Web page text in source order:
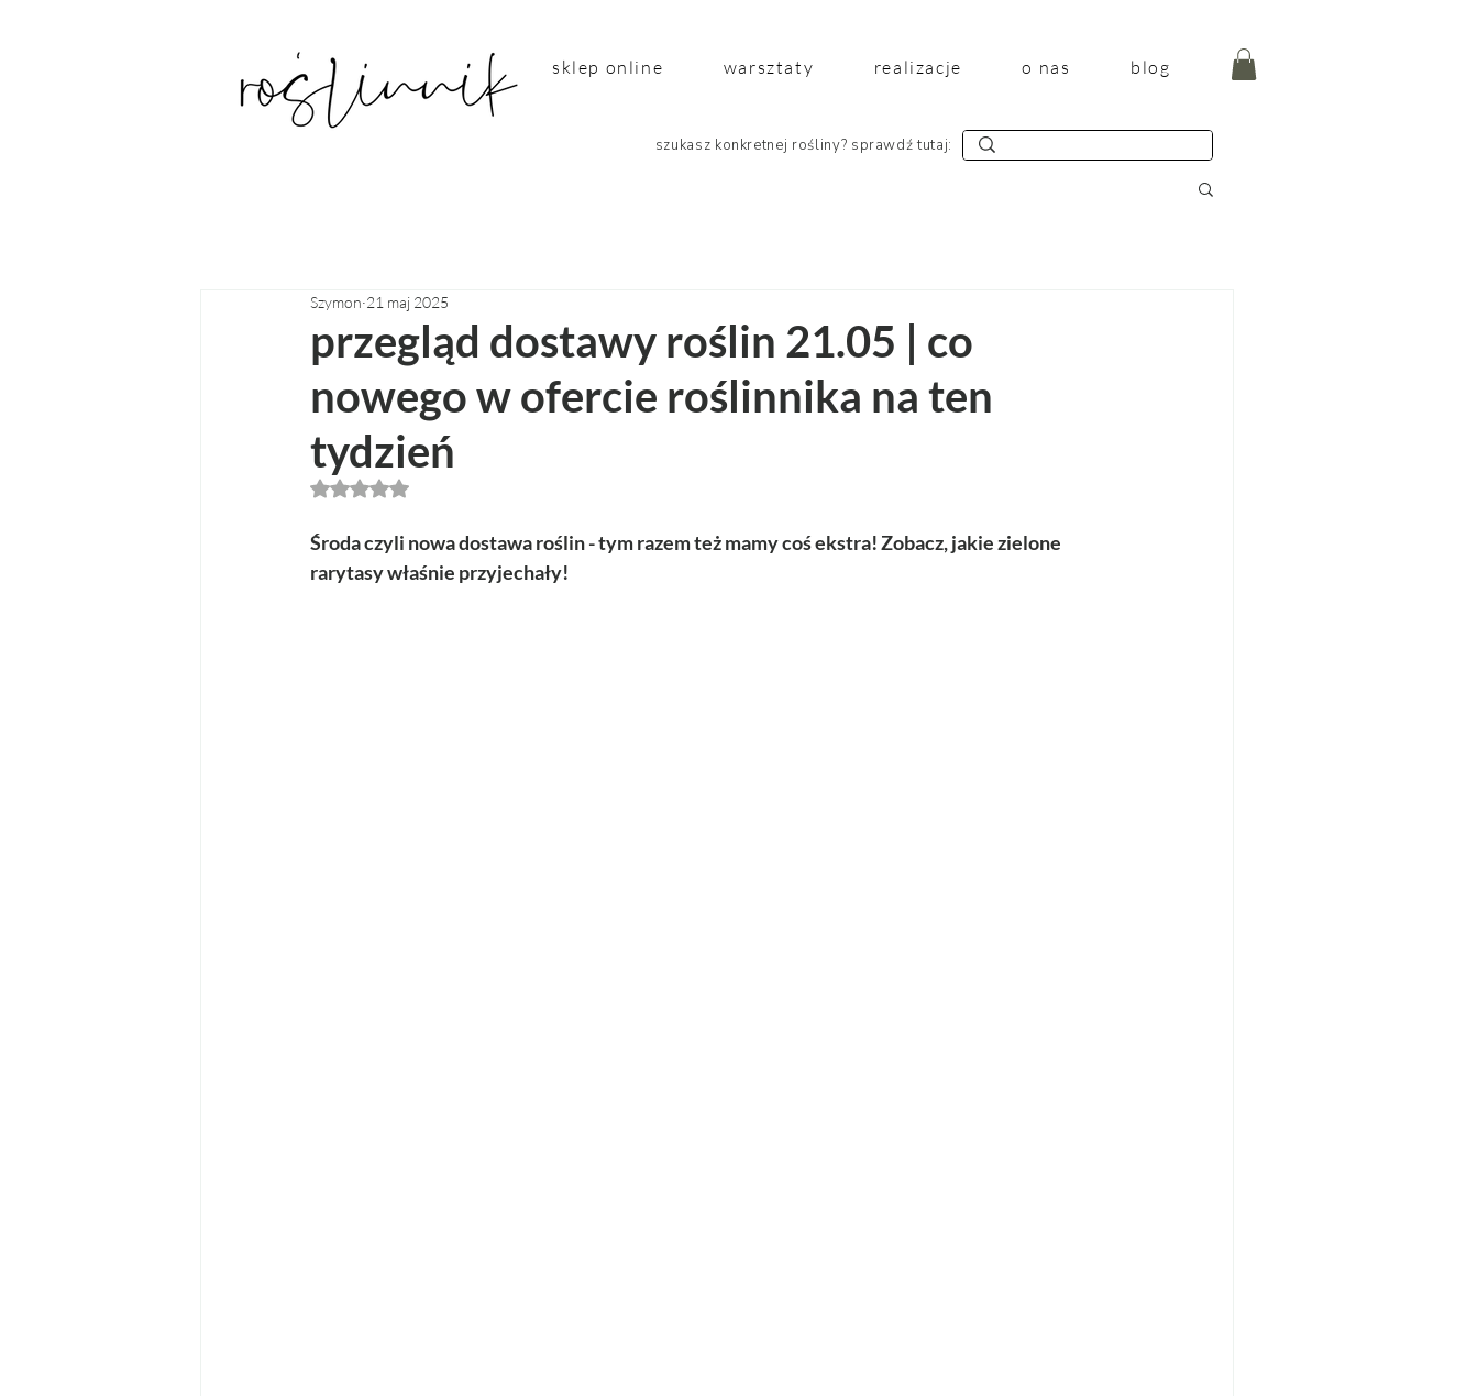
sklep online warsztaty realizacje o nas blog
szukasz konkretnej rośliny? sprawdź tutaj:
przegląd dostawy roślin 21.05 | co
nowego w ofercie roślinnika na ten
tydzień
Szymon 21 maj 2025
Oceniono na NaN z 5 gwiazdek.
Środa czyli nowa dostawa roślin - tym razem też mamy coś ekstra! Zobacz, jakie zielone
rarytasy właśnie przyjechały!